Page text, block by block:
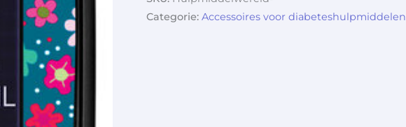
Categorie: Accessoires voor diabeteshulpmiddelen